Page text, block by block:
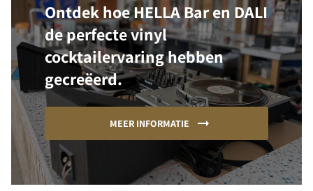
Ontdek hoe HELLA Bar en DALI
de perfecte vinyl
cocktailervaring hebben
gecreëerd.
MEER INFORMATIE